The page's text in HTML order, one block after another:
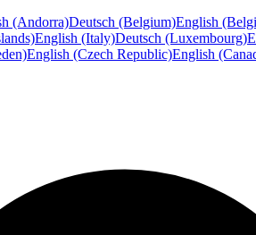
(Andorra)Deutsch (Belgium)English
English (Italy)Deutsch (Luxembourg)
English (Czech Republic)English